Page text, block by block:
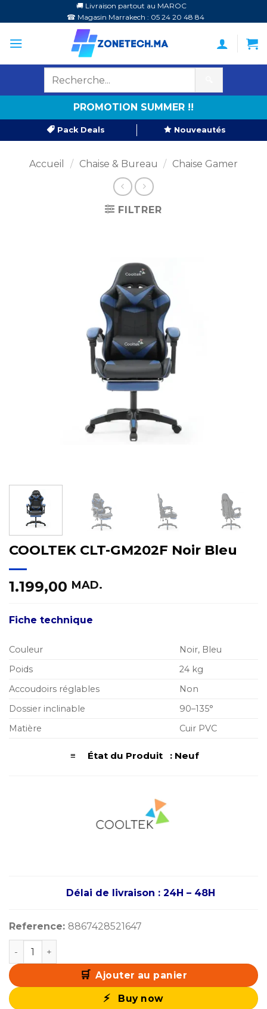
au
contenu
🚚 Livraison partout au MAROC
☎ Magasin Marrakech : 05 24 20 48 84
PROMOTION SUMMER !!
Pack Deals Nouveautés
Accueil / Chaise & Bureau / Chaise Gamer
FILTRER
COOLTEK CLT-GM202F Noir Bleu
1.199,00 MAD.
Fiche technique
Couleur
Noir, Bleu
Poids
24 kg
Accoudoirs réglables
Non
Dossier inclinable
90–135°
Matière
Cuir PVC
≡ État du Produit : Neuf
Délai de livraison : 24H – 48H
Reference: 8867428521647
quantité de COOLTEK CLT-GM202F Noir Bleu
Ajouter au panier
Buy now